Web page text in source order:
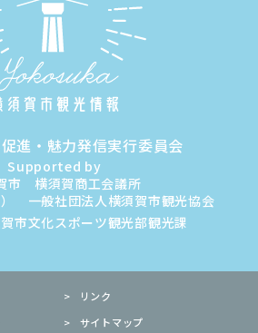
進・魅力発信実行委員会
Supported by
市 横須賀商工会議所
一般社団法人横須賀市観光協会
市文化スポーツ観光部観光課
リンク
サイトマップ